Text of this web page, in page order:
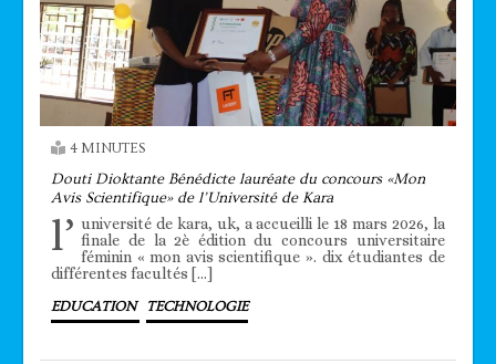
4 MINUTES
Douti Dioktante Bénédicte lauréate du concours «Mon
Avis Scientifique» de l’Université de Kara
l’ université de kara, uk, a accueilli le 18 mars 2026, la
finale de la 2è édition du concours universitaire
féminin « mon avis scientifique ». dix étudiantes de
différentes facultés […]
EDUCATION TECHNOLOGIE